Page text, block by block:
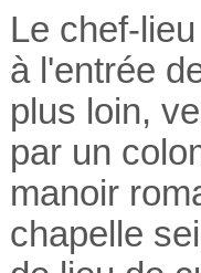
Le chef-
à l'entrée
plus loin,
par un
manoir
chapelle